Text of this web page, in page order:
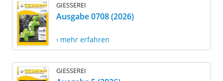
GIESSEREI
Ausgabe 0708 (2026)
› mehr erfahren
GIESSEREI